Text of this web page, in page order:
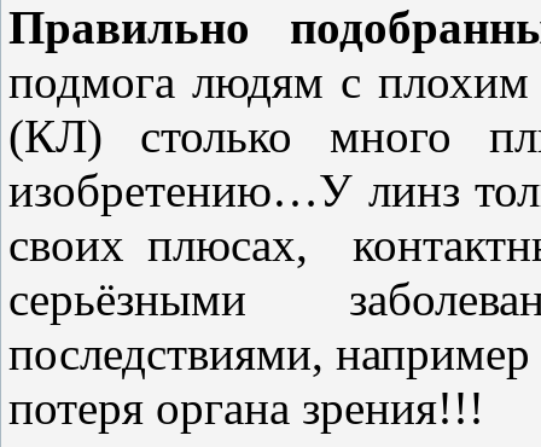
Правильно
подмога людям с плохим
(КЛ) столько много
изобретению…У линз
своих плюсах,
серьёзными
последствиями, например
потеря органа зрения!!!